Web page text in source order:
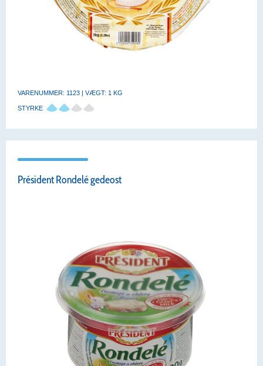
VARENUMMER: 1123 | VÆGT: 1 KG
STYRKE
Président Rondelé gedeost